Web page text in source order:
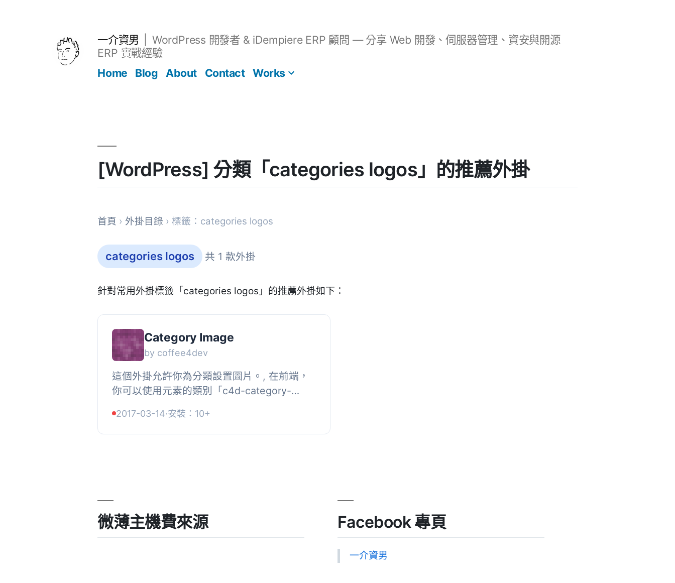
一介資男
WordPress 開發者 & iDempiere ERP 顧問 — 分享 Web 開發、伺服器管理、資安與開源
ERP 實戰經驗
Home
Blog About Contact Works
[WordPress] 分類「categories logos」的推薦外掛
首頁 › 外掛目錄 › 標籤：categories logos
categories logos 共 1 款外掛
針對常用外掛標籤「categories logos」的推薦外掛如下：
Category Image
by coffee4dev
這個外掛允許你為分類設置圖片。, 在前端，
你可以使用元素的類別「c4d-category-
c4d_category_image()，它會返回圖片的
UR...
2017-03-14·安裝：10+
微薄主機費來源 Facebook 專頁
一介資男